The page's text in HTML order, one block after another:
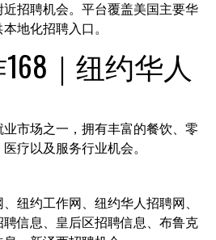
招聘机会。平台覆盖美国主要华
地化招聘入口。
｜纽约华人
市场之一，拥有丰富的餐饮、零
疗以及服务行业机会。
纽约工作网、纽约华人招聘网、
信息、皇后区招聘信息、布鲁克